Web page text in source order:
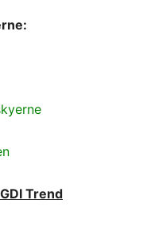
Trend